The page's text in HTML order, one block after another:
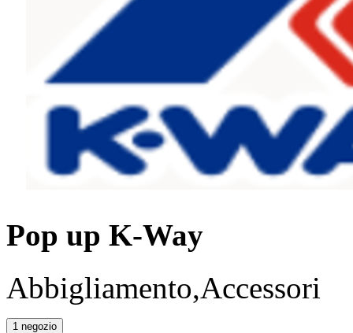
Pop up K-Way
Abbigliamento,Accessori
1 negozio